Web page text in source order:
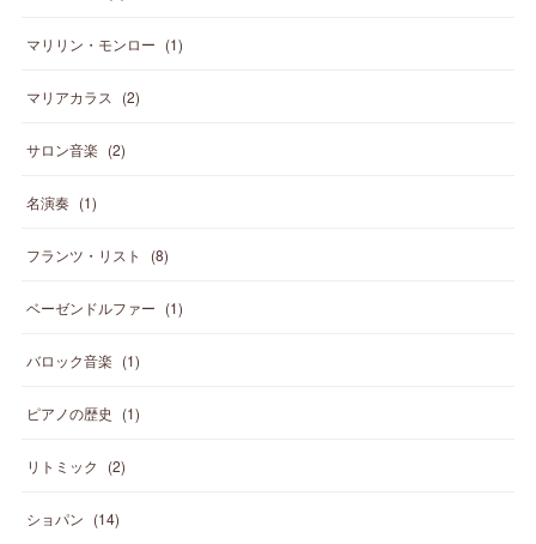
マリリン・モンロー (1)
マリアカラス (2)
サロン音楽 (2)
名演奏 (1)
フランツ・リスト (8)
ベーゼンドルファー (1)
バロック音楽 (1)
ピアノの歴史 (1)
リトミック (2)
ショパン (14)